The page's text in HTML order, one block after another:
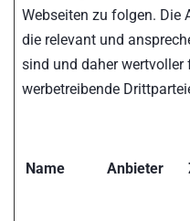
Webseiten zu folgen. Die
die relevant und
sind und daher wertvoller
werbetreibende
Name Anbieter